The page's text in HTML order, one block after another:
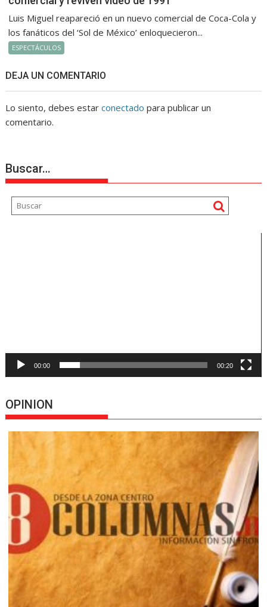
Luis Miguel reapareció en un nuevo comercial de Coca-Cola y
los fanáticos del ‘Sol de México’ enloquecieron...
ESPECTÁCULOS
DEJA UN COMENTARIO
Lo siento, debes estarconectado para publicar un
comentario.
Buscar…
00:00 00:20
OPINION